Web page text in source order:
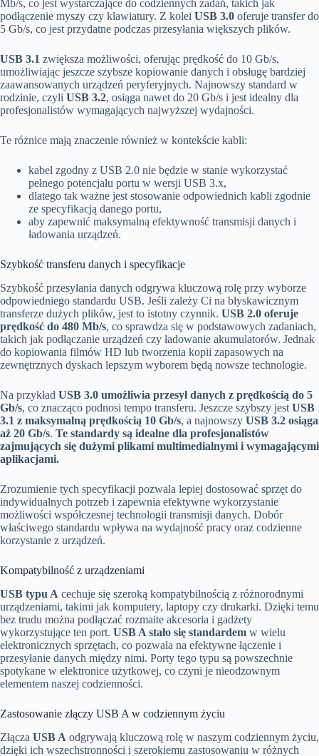
Mb/s, co jest wystarczające do codziennych zadań, takich jak
podłączenie myszy czy klawiatury. Z kolei USB 3.0 oferuje transfer do
5 Gb/s, co jest przydatne podczas przesyłania większych plików.
USB 3.1 zwiększa możliwości, oferując prędkość do 10 Gb/s,
umożliwiając jeszcze szybsze kopiowanie danych i obsługę bardziej
zaawansowanych urządzeń peryferyjnych. Najnowszy standard w
rodzinie, czyli USB 3.2, osiąga nawet do 20 Gb/s i jest idealny dla
profesjonalistów wymagających najwyższej wydajności.
Te różnice mają znaczenie również w kontekście kabli:
kabel zgodny z USB 2.0 nie będzie w stanie wykorzystać
pełnego potencjału portu w wersji USB 3.x,
dlatego tak ważne jest stosowanie odpowiednich kabli zgodnie
ze specyfikacją danego portu,
aby zapewnić maksymalną efektywność transmisji danych i
ładowania urządzeń.
Szybkość transferu danych i specyfikacje
Szybkość przesyłania danych odgrywa kluczową rolę przy wyborze
odpowiedniego standardu USB. Jeśli zależy Ci na błyskawicznym
transferze dużych plików, jest to istotny czynnik. USB 2.0 oferuje
prędkość do 480 Mb/s, co sprawdza się w podstawowych zadaniach,
takich jak podłączanie urządzeń czy ładowanie akumulatorów. Jednak
do kopiowania filmów HD lub tworzenia kopii zapasowych na
zewnętrznych dyskach lepszym wyborem będą nowsze technologie.
Na przykład USB 3.0 umożliwia przesył danych z prędkością do 5
Gb/s, co znacząco podnosi tempo transferu. Jeszcze szybszy jest USB
3.1 z maksymalną prędkością 10 Gb/s, a najnowszy USB 3.2 osiąga
aż 20 Gb/s. Te standardy są idealne dla profesjonalistów
zajmujących się dużymi plikami multimedialnymi i wymagającymi
aplikacjami.
Zrozumienie tych specyfikacji pozwala lepiej dostosować sprzęt do
indywidualnych potrzeb i zapewnia efektywne wykorzystanie
możliwości współczesnej technologii transmisji danych. Dobór
właściwego standardu wpływa na wydajność pracy oraz codzienne
korzystanie z urządzeń.
Kompatybilność z urządzeniami
USB typu A cechuje się szeroką kompatybilnością z różnorodnymi
urządzeniami, takimi jak komputery, laptopy czy drukarki. Dzięki temu
bez trudu można podłączać rozmaite akcesoria i gadżety
wykorzystujące ten port. USB A stało się standardem w wielu
elektronicznych sprzętach, co pozwala na efektywne łączenie i
przesyłanie danych między nimi. Porty tego typu są powszechnie
spotykane w elektronice użytkowej, co czyni je nieodzownym
elementem naszej codzienności.
Zastosowanie złączy USB A w codziennym życiu
Złącza USB A odgrywają kluczową rolę w naszym codziennym życiu,
dzięki ich wszechstronności i szerokiemu zastosowaniu w różnych